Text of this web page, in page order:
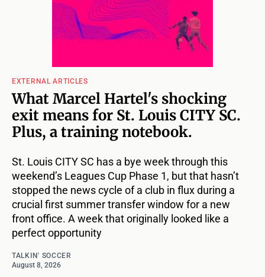
EXTERNAL ARTICLES
What Marcel Hartel's shocking
exit means for St. Louis CITY SC.
Plus, a training notebook.
St. Louis CITY SC has a bye week through this
weekend’s Leagues Cup Phase 1, but that hasn’t
stopped the news cycle of a club in flux during a
crucial first summer transfer window for a new
front office. A week that originally looked like a
perfect opportunity
TALKIN' SOCCER
August 8, 2026